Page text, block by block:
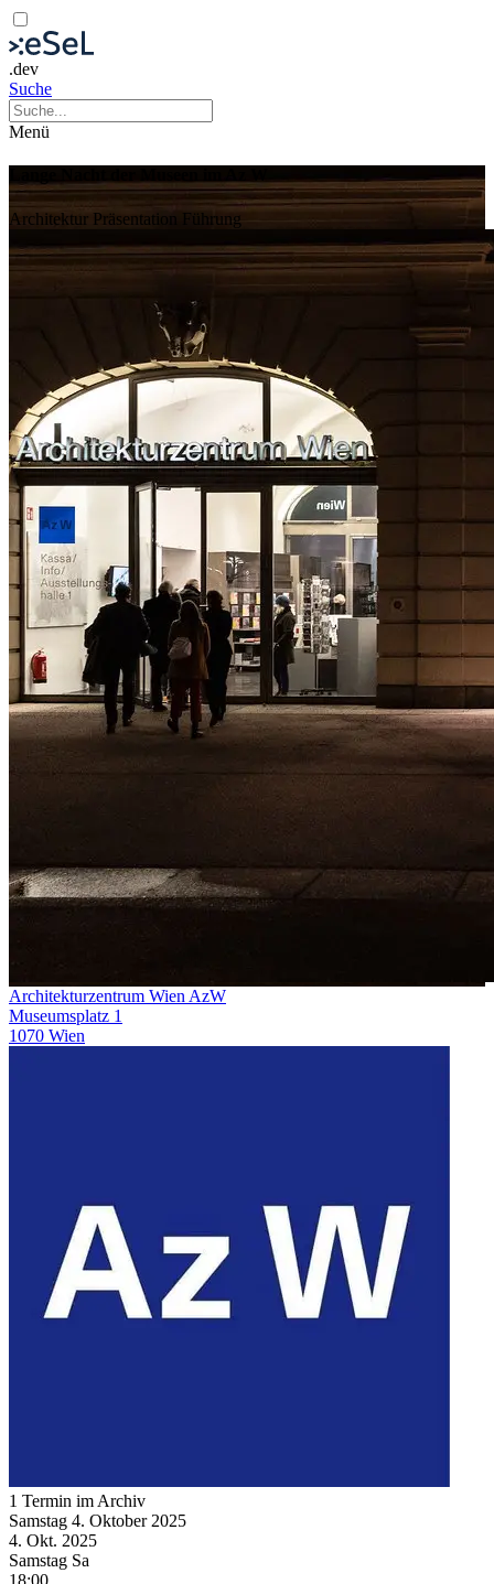
.dev
Suche
Menü
Architektur Präsentation Führung
Architekturzentrum Wien AzW
Museumsplatz 1
1070 Wien
1 Termin im Archiv
Samstag 4. Oktober 2025
4. Okt. 2025
Samstag Sa
18:00